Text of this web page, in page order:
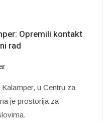
Opremili kontakt
rad
u Centru za
je prostorija za